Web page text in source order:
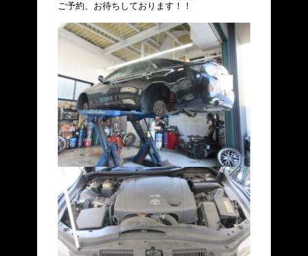
ご予約、お待ちしております！！